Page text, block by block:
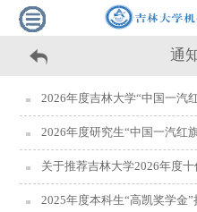
通
2026年度吉林大学“中国一汽
2026年度研究生“中国一汽红
关于推荐吉林大学2026年度
2025年度本科生“高凯奖学金